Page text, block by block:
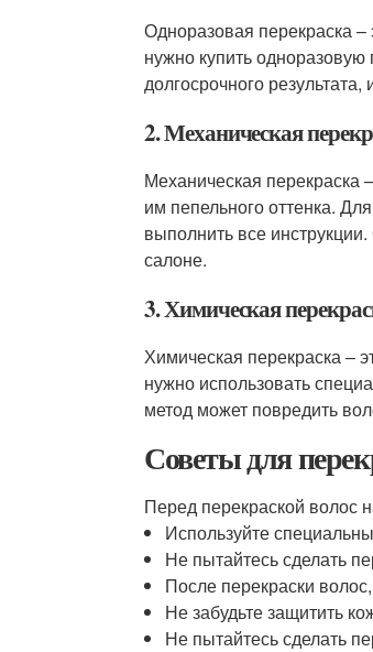
Одноразовая перекраска
нужно купить одноразовую
долгосрочного
2. Механическая
Механическая перекраска
им пепельного оттенка.
выполнить все
салоне.
3. Химическая
Химическая перекраска –
нужно использовать
метод может повредить
Советы для
Перед перекраской волос
Используйте
Не пытайтесь сделать
После перекраски
Не забудьте защитить
Не пытайтесь сделать